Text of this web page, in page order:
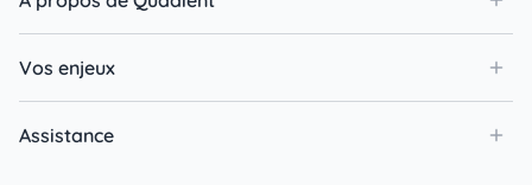
Vos enjeux
Assistance